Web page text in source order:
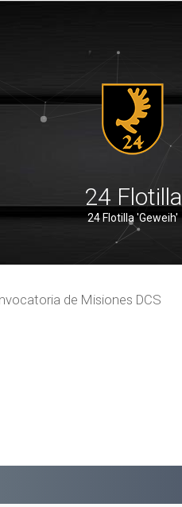
24 Flotilla
24 Flotilla 'Geweih'
de Misiones DCS